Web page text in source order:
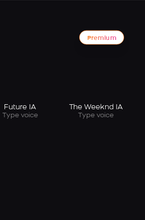
Future IA
Type voice
Premium
The Weeknd IA
Type voice